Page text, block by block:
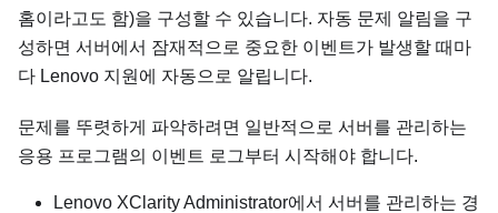
홈이라고도 함)을 구성할 수 있습니다. 자동 문제 알림을 구
성하면 서버에서 잠재적으로 중요한 이벤트가 발생할 때마
다 Lenovo 지원에 자동으로 알립니다.
문제를 뚜렷하게 파악하려면 일반적으로 서버를 관리하는
응용 프로그램의 이벤트 로그부터 시작해야 합니다.
Lenovo XClarity Administrator에서 서버를 관리하는 경